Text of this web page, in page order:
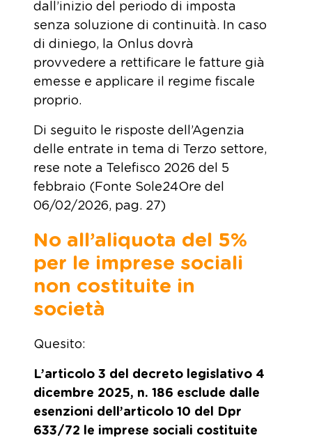
dall’inizio del periodo di imposta
senza soluzione di continuità. In caso
di diniego, la Onlus dovrà
provvedere a rettificare le fatture già
emesse e applicare il regime fiscale
proprio.
Di seguito le risposte dell’Agenzia
delle entrate in tema di Terzo settore,
rese note a Telefisco 2026 del 5
febbraio (Fonte Sole24Ore del
06/02/2026, pag. 27)
No all’aliquota del 5%
per le imprese sociali
non costituite in
società
Quesito:
L’articolo 3 del decreto legislativo 4
dicembre 2025, n. 186 esclude dalle
esenzioni dell’articolo 10 del Dpr
633/72 le imprese sociali costituite